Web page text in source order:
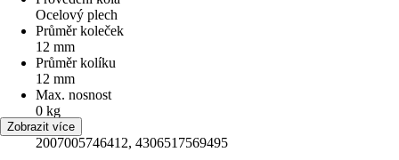
Ocelový plech
Průměr koleček
12 mm
Průměr kolíku
12 mm
Max. nosnost
0 kg
EAN
2007005746412, 4306517569495
Zobrazit více